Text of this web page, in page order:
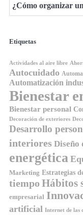
¿Cómo organizar
Etiquetas
Actividades al aire libre
Autocuidado
Automatización
Bienestar
Bienestar personal
Decoración de exteriores
Desarrollo
interiores Diseño
energética
Marketing Estrategias
tiempo Hábitos
empresarial
artificial Internet de las